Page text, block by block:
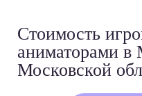
Стоимость
аниматорами в
Московской